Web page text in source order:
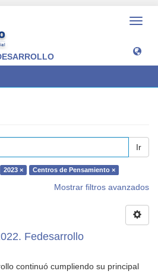
Ir
2023 × Centros de Pensamiento ×
Mostrar filtros avanzados
Fedesarrollo
continuó cumpliendo su principal